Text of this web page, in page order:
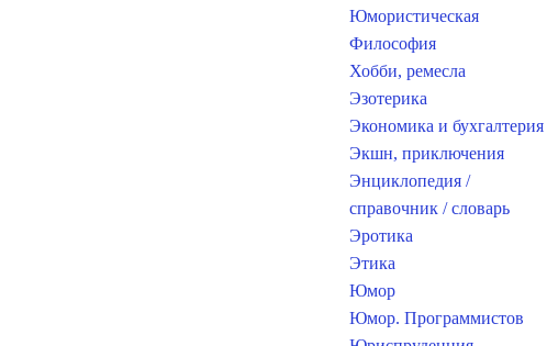
Юмористическая
Философия
Хобби, ремесла
Эзотерика
Экономика и бухгалтерия
Экшн, приключения
Энциклопедия /
справочник / словарь
Эротика
Этика
Юмор
Юмор. Программистов